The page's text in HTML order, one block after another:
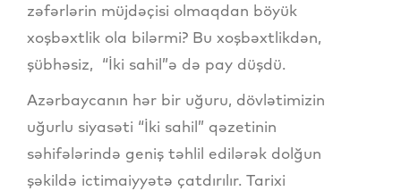
zəfərlərin müjdəçisi olmaqdan böyük
xoşbəxtlik ola bilərmi? Bu xoşbəxtlikdən,
şübhəsiz, “İki sahil”ə də pay düşdü.
Azərbaycanın hər bir uğuru, dövlətimizin
uğurlu siyasəti “İki sahil” qəzetinin
səhifələrində geniş təhlil edilərək dolğun
şəkildə ictimaiyyətə çatdırılır. Tarixi